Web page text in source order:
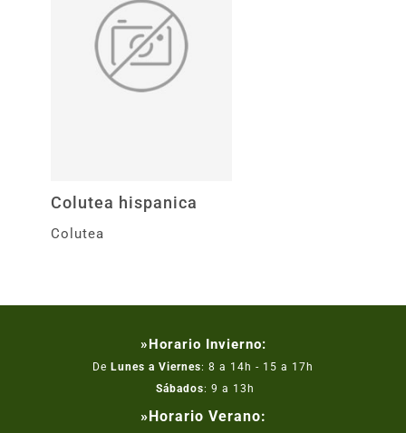
Colutea hispanica
Colutea
»Horario Invierno:
De Lunes a Viernes: 8 a 14h - 15 a 17h
Sábados: 9 a 13h
»Horario Verano: